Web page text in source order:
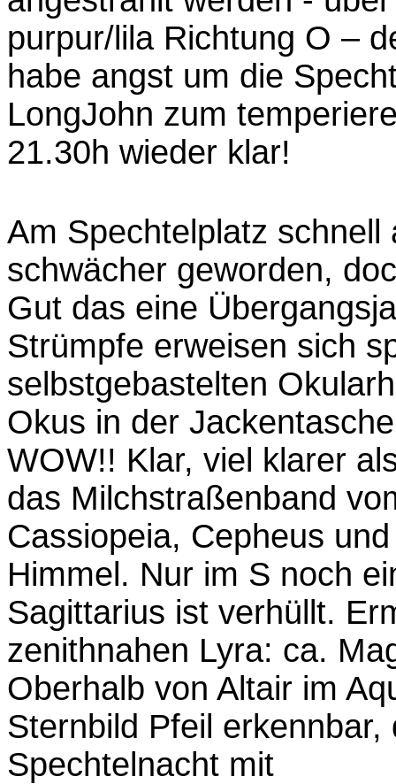
purpur/lila Richtung O –
habe angst um die
LongJohn zum
21.30h wieder klar!
Am Spechtelplatz
schwächer geworden,
Gut das eine
Strümpfe erweisen sich
selbstgebastelten
Okus in der
WOW!! Klar, viel klarer
das Milchstraßenband
Cassiopeia, Cepheus
Himmel. Nur im S noch
Sagittarius ist verhüllt.
zenithnahen Lyra: ca.
Oberhalb von Altair im
Sternbild Pfeil
Spechtelnacht mit